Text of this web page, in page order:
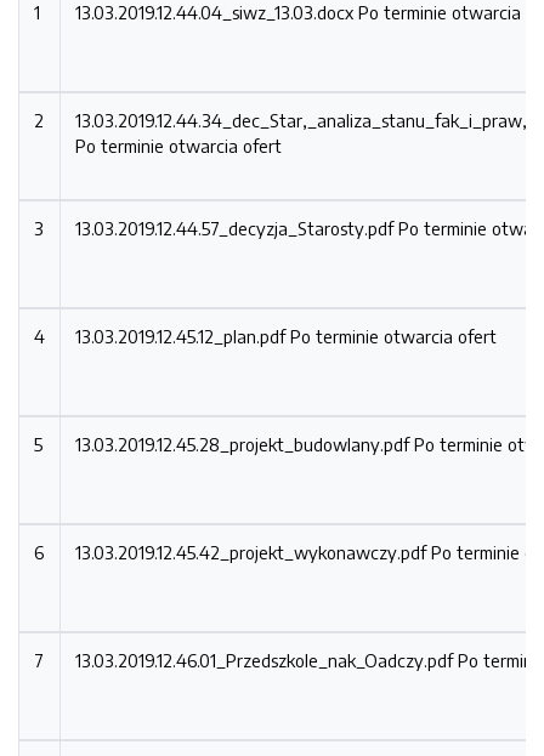
1 13.03.2019.12.44.04_siwz_13.03.docx Po terminie otwarcia
2
Po terminie otwarcia ofert
3 13.03.2019.12.44.57_decyzja_Starosty.pdfPo terminie
4 13.03.2019.12.45.12_plan.pdfPo terminie otwarcia ofert
5 13.03.2019.12.45.28_projekt_budowlany.pdfPo terminie
6 13.03.2019.12.45.42_projekt_wykonawczy.pdfPo terminie
7 13.03.2019.12.46.01_Przedszkole_nak_Oadczy.pdfPo